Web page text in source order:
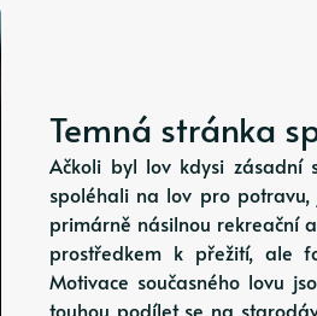
Temná stránka
Ačkoli byl lov kdysi zásadní
spoléhali na lov pro
primárně násilnou rekreační
prostředkem k přežití, ale
Motivace současného lovu
touhou podílet se na